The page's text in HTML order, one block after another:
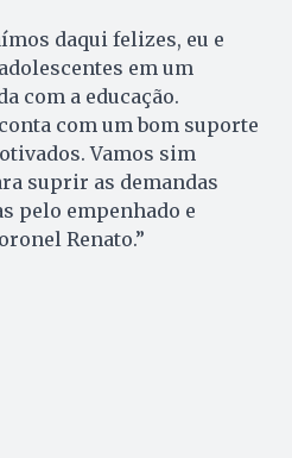
daqui felizes, eu e
em um
com a educação.
com um bom suporte
Vamos sim
suprir as demandas
pelo empenhado e
Renato.”